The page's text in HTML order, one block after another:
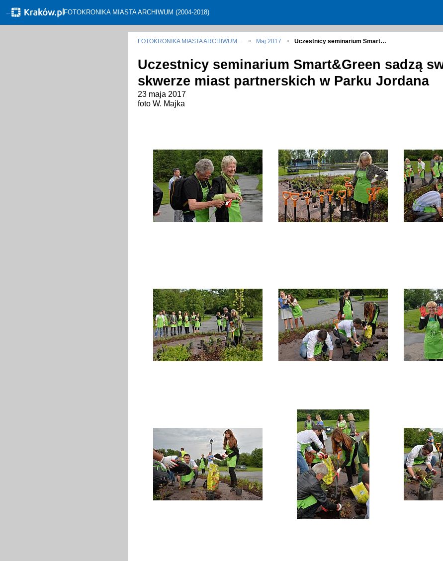
← FOTOKRONIKA MIASTA ARCHIWUM (2004-2018)
FOTOKRONIKA MIASTA ARCHIWUM… Maj 2017 Uczestnicy seminarium Smart…
Uczestnicy seminarium Smart&Green sadzą
skwerze miast partnerskich w Parku Jordana
23 maja 2017
foto W. Majka